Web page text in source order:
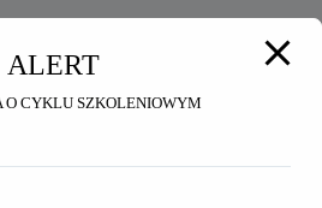
ALERT
O CYKLU SZKOLENIOWYM